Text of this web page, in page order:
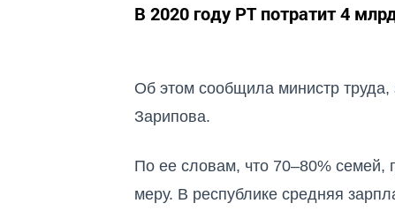
В 2020 году РТ потратит 4
Об этом сообщила министр
Зарипова.
По ее словам, что 70–80% семей,
меру. В республике средняя